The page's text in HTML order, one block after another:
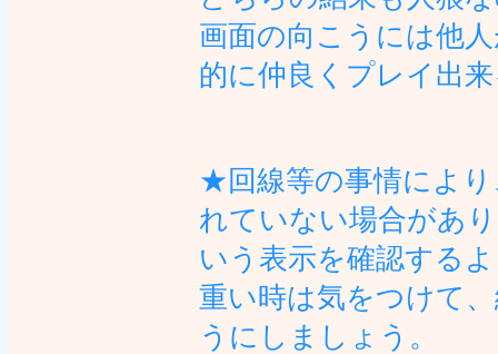
画面の向こうには他
的に仲良くプレイ出
★回線等の事情によ
れていない場合があ
いう表示を確認する
重い時は気をつけて
うにしましょう。